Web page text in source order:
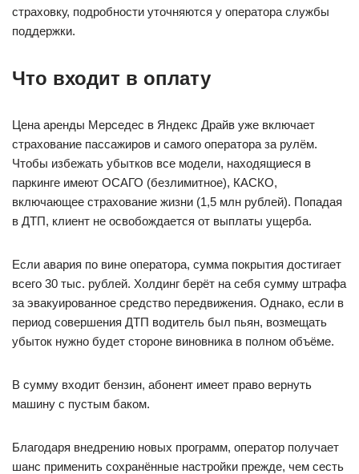
страховку, подробности уточняются у оператора службы
поддержки.
Что входит в оплату
Цена аренды Мерседес в Яндекс Драйв уже включает
страхование пассажиров и самого оператора за рулём.
Чтобы избежать убытков все модели, находящиеся в
паркинге имеют ОСАГО (безлимитное), КАСКО,
включающее страхование жизни (1,5 млн рублей). Попадая
в ДТП, клиент не освобождается от выплаты ущерба.
Если авария по вине оператора, сумма покрытия достигает
всего 30 тыс. рублей. Холдинг берёт на себя сумму штрафа
за эвакуированное средство передвижения. Однако, если в
период совершения ДТП водитель был пьян, возмещать
убыток нужно будет стороне виновника в полном объёме.
В сумму входит бензин, абонент имеет право вернуть
машину с пустым баком.
Благодаря внедрению новых программ, оператор получает
шанс применить сохранённые настройки прежде, чем сесть